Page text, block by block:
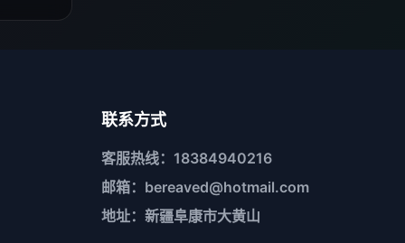
联系方式
客服热线：18384940216
邮箱：bereaved@hotmail.com
地址：新疆阜康市大黄山